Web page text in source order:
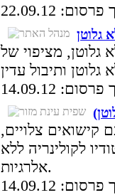
22.09.12
גלוטן
גלוטן, מציפוי של
14.09.12
קישואים צלויים,
לקולינריה ללא
אלרגיות.
14.09.12